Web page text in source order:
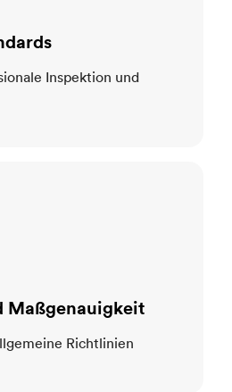
Inspektion und
Maßgenauigkeit
Richtlinien